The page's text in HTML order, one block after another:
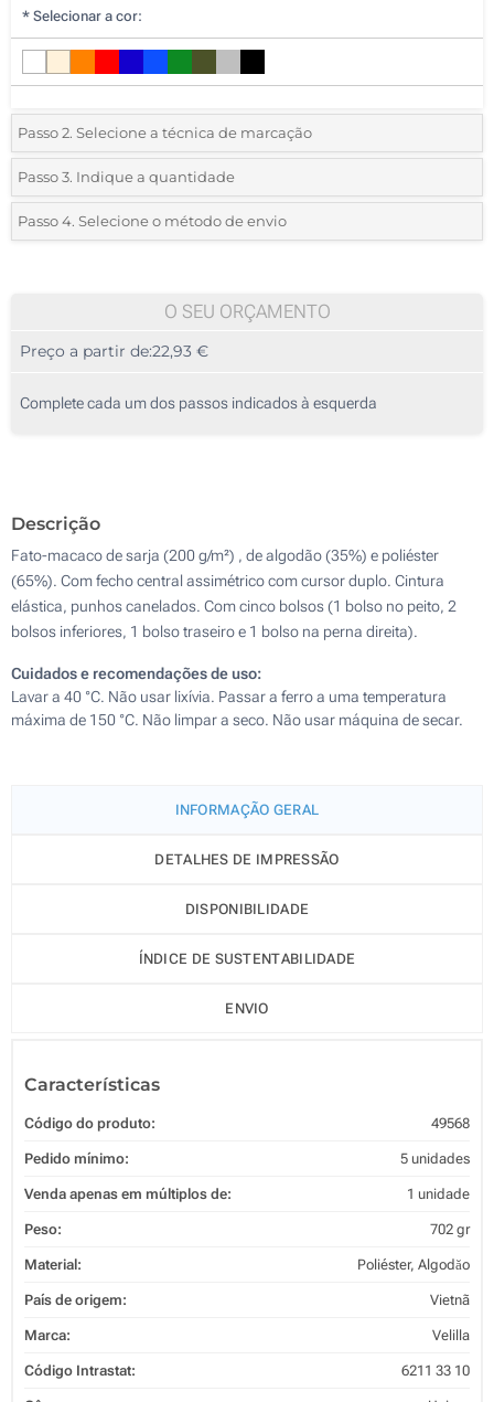
* Selecionar a cor:
Passo 2. Selecione a técnica de marcação
*Selecione o tipo de marcação e as cores do logotipo:
1 Cor (Na parte de trás)
3 Cores (Na parte de trás)
Passo 3. Indique a quantidade
*Pedido mínimo 5 (total de pedido)
Calcular preço
Passo 4. Selecione o método de envio
O SEU ORÇAMENTO
Preço a partir de:22,93 €
Complete cada um dos passos indicados à esquerda
Descrição
Fato-macaco de sarja (200 g/m²) , de algodão (35%) e poliéster
(65%). Com fecho central assimétrico com cursor duplo. Cintura
elástica, punhos canelados. Com cinco bolsos (1 bolso no peito, 2
bolsos inferiores, 1 bolso traseiro e 1 bolso na perna direita).
Cuidados e recomendações de uso:
Lavar a 40 °C. Não usar lixívia. Passar a ferro a uma temperatura
máxima de 150 °C. Não limpar a seco. Não usar máquina de secar.
INFORMAÇÃO GERAL
DETALHES DE IMPRESSÃO
DISPONIBILIDADE
ÍNDICE DE SUSTENTABILIDADE
ENVIO
Características
Código do produto: 49568
Pedido mínimo: 5 unidades
Venda apenas em múltiplos de: 1 unidade
Peso: 702 gr
Material: Poliéster, Algodăo
País de origem: Vietnã
Marca: Velilla
Código Intrastat: 6211 33 10